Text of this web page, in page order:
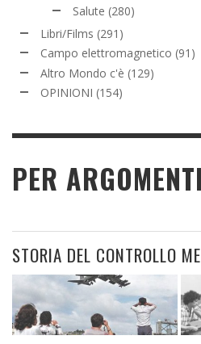
Salute (280)
Libri/Films (291)
Campo elettromagnetico (91)
Altro Mondo c'è (129)
OPINIONI (154)
PER ARGOMENTI
STORIA DEL CONTROLLO